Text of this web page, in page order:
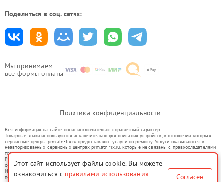
Мы принимаем
все формы оплаты
Поделиться в соц. сетях:
Политика конфиденциальности
Вся информация на сайте носит исключительно справочный характер.
Товарные знаки используются исключительно для описания устройств, в отношении которых
сервисные центры prm.atn-fix.ru предоставляют услуги по ремонту. Услуги оказываются в
неавторизованных сервисных центрах prm.atn-fix.ru, которые не связаны с правообладателями
товарных знаков или их официальными представителями.
Ремонт осуществляется для устройств, уже введенных в гражданский оборот в соответствии
со статьей 1487 ГК РФ.
Использование товарных знаков не преследует цели индивидуализации услуг или введения
потребителей в заблуждение, а служит для информирования о предоставляемых услугах по
Этот сайт использует файлы cookie. Вы можете
ознакомиться с правилами использования
Согласен